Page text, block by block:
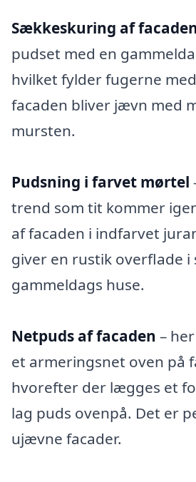
Sækkeskuring af
pudset med en
hvilket fylder fugerne
facaden bliver jævn med
mursten.
Pudsning i farvet mørtel
trend som tit kommer
af facaden i indfarvet
giver en rustik overflade i
gammeldags huse.
Netpuds af facaden –
et armeringsnet oven på
hvorefter der lægges et
lag puds ovenpå. Det er
ujævne facader.